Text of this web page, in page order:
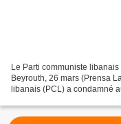
Le Parti communiste
Beyrouth, 26 mars (Prensa
libanais (PCL) a condamné